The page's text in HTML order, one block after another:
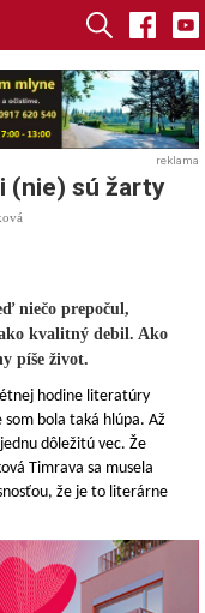
reklama
(nie) sú žarty
niečo prepočul,
kvalitný debil. Ako
píše život.
hodine literatúry
bola taká hlúpa. Až
dôležitú vec. Že
Timrava sa musela
že je to literárne